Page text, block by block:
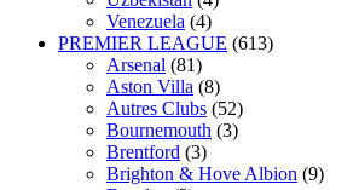
Venezuela (4)
PREMIER LEAGUE (613)
Arsenal (81)
Aston Villa (8)
Autres Clubs (52)
Bournemouth (3)
Brentford (3)
Brighton & Hove Albion (9)